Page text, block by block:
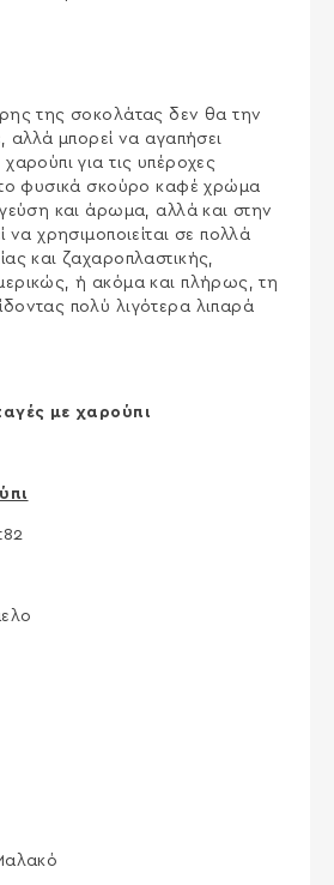
της σοκολάτας δεν θα την
αλλά μπορεί να αγαπήσει
για τις υπέροχες
φυσικά σκούρο καφέ χρώμα
και άρωμα, αλλά και στην
να χρησιμοποιείται σε πολλά
και ζαχαροπλαστικής,
ή ακόμα και πλήρως, τη
πολύ λιγότερα λιπαρά
με χαρούπι